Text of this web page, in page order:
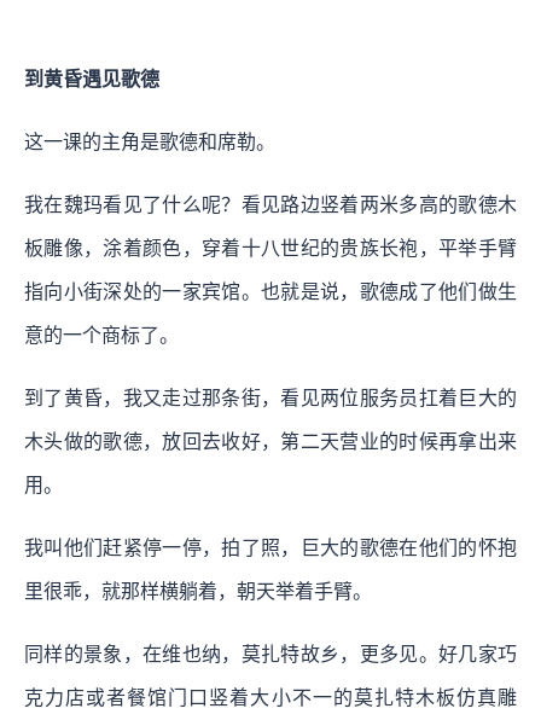
到黄昏遇见歌德
这一课的主角是歌德和席勒。
我在魏玛看见了什么呢？看见路边竖着两米多高的歌德木
板雕像，涂着颜色，穿着十八世纪的贵族长袍，平举手臂
指向小街深处的一家宾馆。也就是说，歌德成了他们做生
意的一个商标了。
到了黄昏，我又走过那条街，看见两位服务员扛着巨大的
木头做的歌德，放回去收好，第二天营业的时候再拿出来
用。
我叫他们赶紧停一停，拍了照，巨大的歌德在他们的怀抱
里很乖，就那样横躺着，朝天举着手臂。
同样的景象，在维也纳，莫扎特故乡，更多见。好几家巧
克力店或者餐馆门口竖着大小不一的莫扎特木板仿真雕